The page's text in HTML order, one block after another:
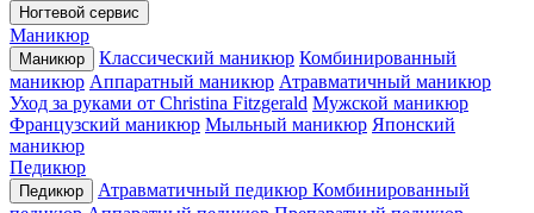
Ногтевой сервис
Маникюр
Маникюр Классический маникюр Комбинированный
маникюр Аппаратный маникюр Атравматичный маникюр
Уход за руками от Christina Fitzgerald Мужской маникюр
Французский маникюр Мыльный маникюр Японский
маникюр
Педикюр
Педикюр Атравматичный педикюр Комбинированный